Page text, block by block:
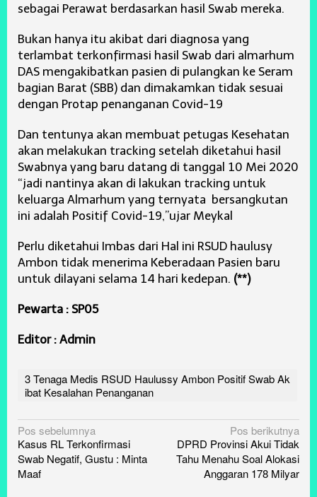
sebagai Perawat berdasarkan hasil Swab mereka.
Bukan hanya itu akibat dari diagnosa yang
terlambat terkonfirmasi hasil Swab dari almarhum
DAS mengakibatkan pasien di pulangkan ke Seram
bagian Barat (SBB) dan dimakamkan tidak sesuai
dengan Protap penanganan Covid-19
Dan tentunya akan membuat petugas Kesehatan
akan melakukan tracking setelah diketahui hasil
Swabnya yang baru datang di tanggal 10 Mei 2020
“jadi nantinya akan di lakukan tracking untuk
keluarga Almarhum yang ternyata bersangkutan
ini adalah Positif Covid-19,”ujar Meykal
Perlu diketahui Imbas dari Hal ini RSUD haulusy
Ambon tidak menerima Keberadaan Pasien baru
untuk dilayani selama 14 hari kedepan. (**)
Pewarta : SP05
Editor : Admin
3 Tenaga Medis RSUD Haulussy Ambon Positif Swab Ak
ibat Kesalahan Penanganan
Navigasi
pos
Pos sebelumnya
Kasus RL Terkonfirmasi
Swab Negatif, Gustu : Minta
Maaf
Pos berikutnya
DPRD Provinsi Akui Tidak
Tahu Menahu Soal Alokasi
Anggaran 178 Milyar